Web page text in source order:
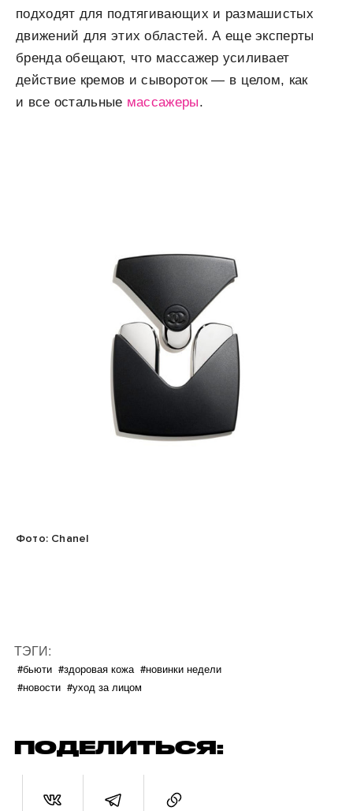
подходят для подтягивающих и размашистых
движений для этих областей. А еще эксперты
бренда обещают, что массажер усиливает
действие кремов и сывороток — в целом, как
и все остальные массажеры.
Фото: Chanel
ТЭГИ:
#бьюти #здоровая кожа #новинки недели
#новости #уход за лицом
ПОДЕЛИТЬСЯ: